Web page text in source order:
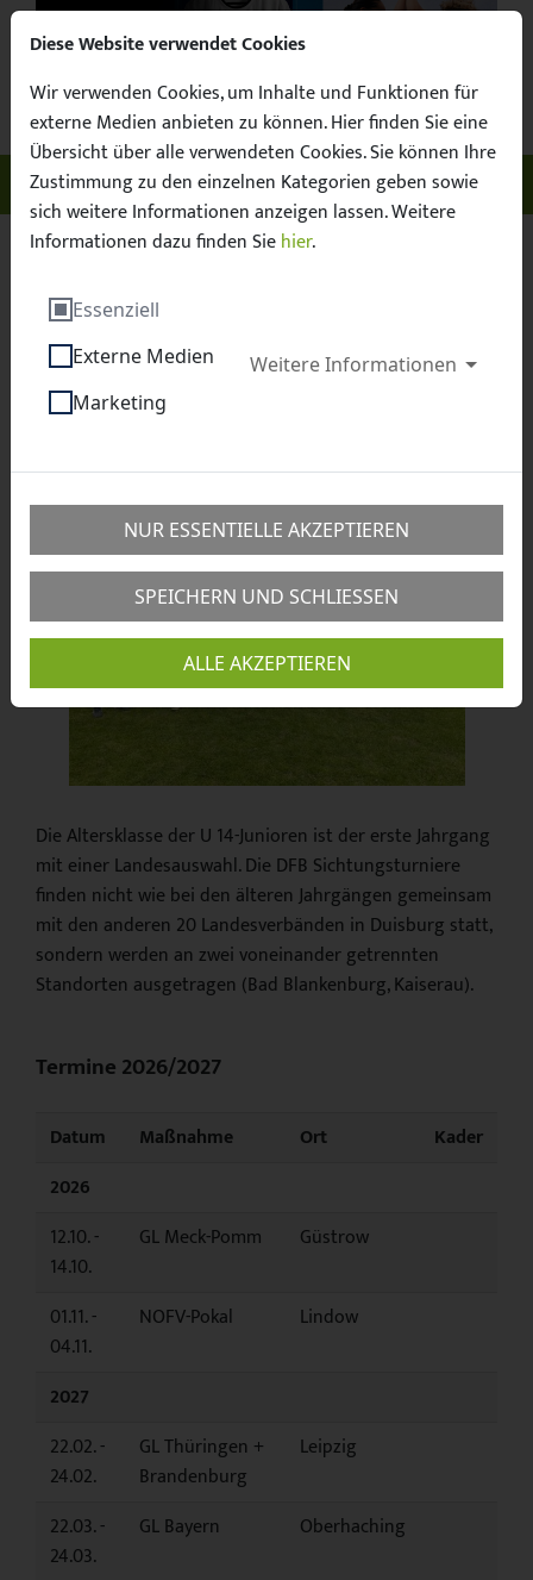
Facebook
X / Twitter
Instagram
YouTubeSuche
Unser Sachsen. Euer Fussball. Menü
Sächsischer Fußball-Verband e.V.
U 14-Junioren
Die Altersklasse der U 14-Junioren ist der erste Jahrgang
mit einer Landesauswahl. Die DFB Sichtungsturniere
finden nicht wie bei den älteren Jahrgängen gemeinsam
mit den anderen 20 Landesverbänden in Duisburg statt,
sondern werden an zwei voneinander getrennten
Standorten ausgetragen (Bad Blankenburg, Kaiserau).
Termine 2026/2027
Datum Maßnahme Ort
Kader
2026
12.10. -
14.10.
GL Meck-Pomm Güstrow
01.11. -
04.11.
NOFV-Pokal Lindow
2027
22.02. -
24.02.
GL Thüringen +
Brandenburg
Leipzig
22.03. -
24.03.
GL Bayern Oberhaching
Diese Website verwendet Cookies
Wir verwenden Cookies, um Inhalte und Funktionen für
externe Medien anbieten zu können. Hier finden Sie eine
Übersicht über alle verwendeten Cookies. Sie können Ihre
Zustimmung zu den einzelnen Kategorien geben sowie
sich weitere Informationen anzeigen lassen. Weitere
Informationen dazu finden Siehier.
Essenziell
Externe Medien
Marketing
Weitere Informationen
NUR ESSENTIELLE AKZEPTIEREN
SPEICHERN UND SCHLIESSEN
ALLE AKZEPTIEREN